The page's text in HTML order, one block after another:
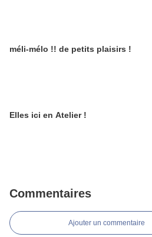
méli-mélo !! de petits plaisirs !
Elles ici en Atelier !
Commentaires
Ajouter un commentaire